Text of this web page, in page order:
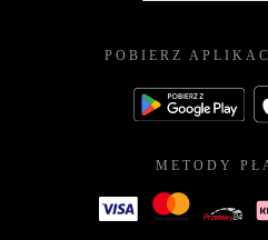
POBIERZ
METODY